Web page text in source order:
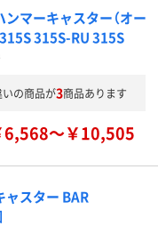
マーキャスター（オー
315S 315S-RU 315S
いの商品が3商品あります
6,568～￥10,505
ャスター BAR